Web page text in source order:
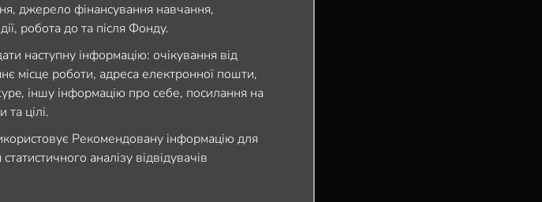
джерело фінансування навчання,
робота до та після Фонду.
наступну інформацію: очікування від
місце роботи, адреса електронної пошти,
іншу інформацію про себе, посилання на
цілі.
Рекомендовану інформацію для
аналізу відвідувачів